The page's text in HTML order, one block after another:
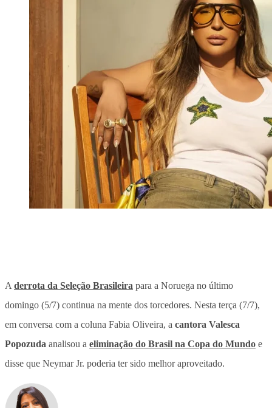
A derrota da Seleção Brasileira para a Noruega no último
domingo (5/7) continua na mente dos torcedores. Nesta terça (7/7),
em conversa com a coluna Fabia Oliveira, a cantora Valesca
Popozuda analisou a eliminação do Brasil na Copa do Mundo e
disse que Neymar Jr. poderia ter sido melhor aproveitado.